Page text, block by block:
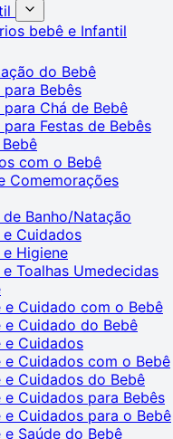
bebê e Infantil
do Bebê
Bebês
Chá de Bebê
Festas de Bebês
com o Bebê
Comemorações
de Banho/Natação
e Cuidados
e Higiene
e Toalhas Umedecidas
e Cuidado com o Bebê
e Cuidado do Bebê
e Cuidados
e Cuidados com o Bebê
e Cuidados do Bebê
e Cuidados para Bebês
e Cuidados para o Bebê
e Saúde do Bebê